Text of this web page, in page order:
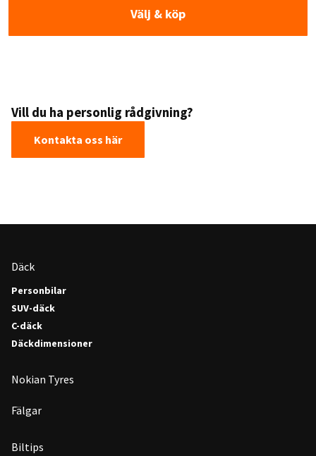
Välj & köp
Vill du ha personlig rådgivning?
Kontakta oss här
Däck
Personbilar
SUV-däck
C-däck
Däckdimensioner
Nokian Tyres
Fälgar
Biltips